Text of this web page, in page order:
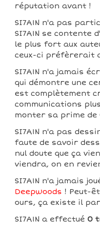
réputation avant !
SI7A1N n'a pas
SI7A1N se
le plus fort aux
ceux-ci préfèrerait
SI7A1N n'a jamais
qui démontre une
est complètement
communications
monter sa prime de
SI7A1N n'a pas
faute de savoir
nul doute que ça
viendra, on en
SI7A1N n'a jamais
Deepwoods ! Peut-
ours, ça existe il
SI7A1N a effectué 0